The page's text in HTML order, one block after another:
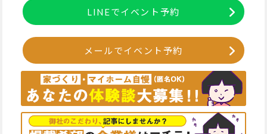
LINEでイベント予約
メールでイベント予約